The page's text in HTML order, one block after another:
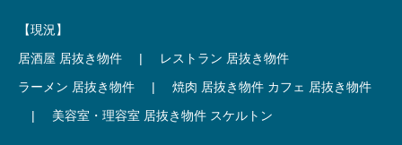
【現況】
居酒屋 居抜き物件
|
レストラン 居抜き物件
ラーメン 居抜き物件
| 焼肉 居抜き物件 カフェ 居抜き物件
|
美容室・理容室 居抜き物件 スケルトン